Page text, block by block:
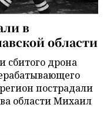
в
области
сбитого дрона
пострадали
области Михаил